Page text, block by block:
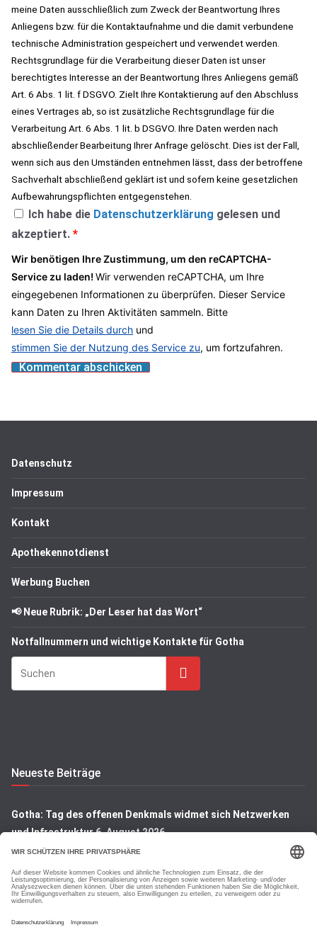
meine Daten ausschließlich zum Zweck der Beantwortung Ihres
Anliegens bzw. für die Kontaktaufnahme und die damit verbundene
technische Administration gespeichert und verwendet werden.
Rechtsgrundlage für die Verarbeitung dieser Daten ist unser
berechtigtes Interesse an der Beantwortung Ihres Anliegens gemäß
Art. 6 Abs. 1 lit. f DSGVO. Zielt Ihre Kontaktierung auf den Abschluss
eines Vertrages ab, so ist zusätzliche Rechtsgrundlage für die
Verarbeitung Art. 6 Abs. 1 lit. b DSGVO. Ihre Daten werden nach
abschließender Bearbeitung Ihrer Anfrage gelöscht. Dies ist der Fall,
wenn sich aus den Umständen entnehmen lässt, dass der betroffene
Sachverhalt abschließend geklärt ist und sofern keine gesetzlichen
Aufbewahrungspflichten entgegenstehen.
Ich habe die Datenschutzerklärung gelesen und
akzeptiert. *
Wir benötigen Ihre Zustimmung, um den reCAPTCHA-
Service zu laden!Wir verwenden reCAPTCHA, um Ihre
eingegebenen Informationen zu überprüfen. Dieser Service
kann Daten zu Ihren Aktivitäten sammeln. Bitte
lesen Sie die Details durch und
stimmen Sie der Nutzung des Service zu, um fortzufahren.
Datenschutz
Impressum
Kontakt
Apothekennotdienst
Werbung Buchen
📢 Neue Rubrik: „Der Leser hat das Wort“
Notfallnummern und wichtige Kontakte für Gotha
Suchen
Neueste Beiträge
Gotha: Tag des offenen Denkmals widmet sich Netzwerken
und Infrastruktur6. August 2026
gesichert6. August 2026
6. August 2026